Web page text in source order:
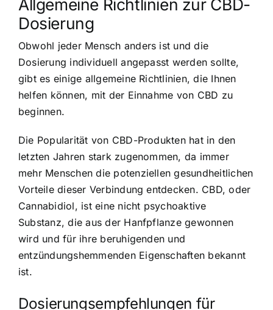
Allgemeine Richtlinien zur CBD-
Dosierung
Obwohl jeder Mensch anders ist und die
Dosierung individuell angepasst werden sollte,
gibt es einige allgemeine Richtlinien, die Ihnen
helfen können, mit der Einnahme von CBD zu
beginnen.
Die Popularität von CBD-Produkten hat in den
letzten Jahren stark zugenommen, da immer
mehr Menschen die potenziellen gesundheitlichen
Vorteile dieser Verbindung entdecken. CBD, oder
Cannabidiol, ist eine nicht psychoaktive
Substanz, die aus der Hanfpflanze gewonnen
wird und für ihre beruhigenden und
entzündungshemmenden Eigenschaften bekannt
ist.
Dosierungsempfehlungen für